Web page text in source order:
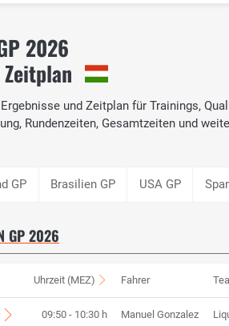
2026
und Zeitplan für Trainings,
Rundenzeiten, Gesamtzeiten und
GP Brasilien GP USA GP
GP 2026
Uhrzeit (MEZ) Fahrer
09:50 - 10:30 h Manuel Gonzalez